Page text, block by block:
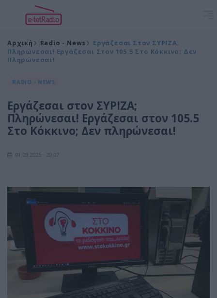
Αρχική Radio - News
Εργάζεσαι Στον ΣΥΡΙΖΑ;
Πληρώνεσαι! Εργάζεσαι Στον 105.5 Στο Κόκκινο; Δεν
Πληρώνεσαι!
RADIO - NEWS
Εργάζεσαι στον ΣΥΡΙΖΑ;
Πληρώνεσαι! Εργάζεσαι στον 105.5
Στο Κόκκινο; Δεν πληρώνεσαι!
01.09.2025 - 20:07